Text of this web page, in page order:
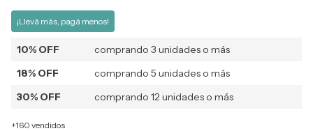
¡Llevá más, pagá menos!
10% OFF
comprando 3 unidades o más
18% OFF
comprando 5 unidades o más
30% OFF
comprando 12 unidades o más
+160 vendidos